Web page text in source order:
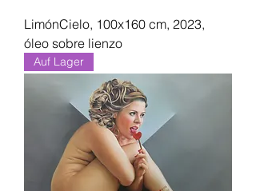
LimónCielo, 100x160 cm, 2023,
óleo sobre lienzo
Auf Lager